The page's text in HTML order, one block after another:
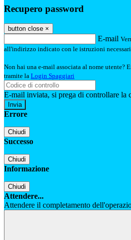
Recupero password
button close ×
E-mail
all'indirizzo indicato con le istruzioni
Non hai una e-mail associata al nome utente?
tramite la Login Spaggiari
E-mail inviata, si prega di controllare la
Errore
Chiudi
Successo
Chiudi
Informazione
Chiudi
Attendere...
Attendere il completamento